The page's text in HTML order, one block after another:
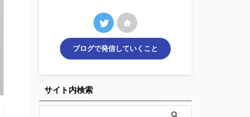
ブログで発信していくこと
サイト内検索